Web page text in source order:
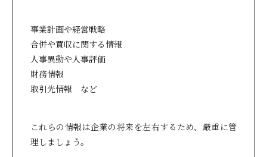
事業計画や経営戦略
合併や買収に関する情報
人事異動や人事評価
財務情報
取引先情報 など
これらの情報は企業の将来を左右するため、厳重に管
理しましょう。